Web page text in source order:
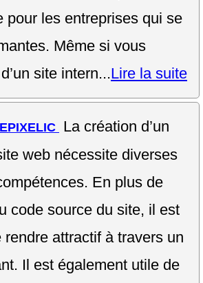
pour les entreprises qui se
Même si vous
site intern...Lire la suite
EPIXELIC La création d’un
web nécessite diverses
En plus de
code source du site, il est
attractif à travers un
Il est également utile de